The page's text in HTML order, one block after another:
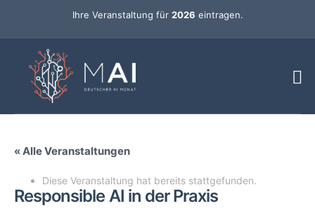
Ihre Veranstaltung für 2026 eintragen.
« Alle Veranstaltungen
Diese Veranstaltung hat bereits stattgefunden.
Responsible AI in der Praxis